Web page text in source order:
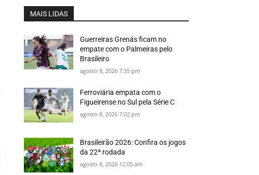
MAIS LIDAS
Guerreiras Grenás ficam no
empate com o Palmeiras pelo
Brasileiro
agosto 8, 2026 7:35 pm
Ferroviária empata com o
Figueirense no Sul pela Série C
agosto 8, 2026 7:02 pm
Brasileirão 2026: Confira os jogos
da 22ª rodada
agosto 8, 2026 12:05 am